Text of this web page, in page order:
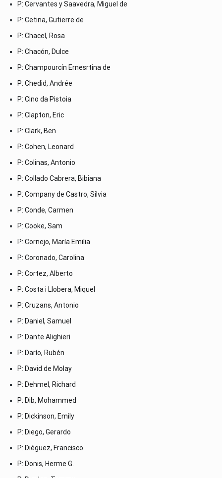
P: Cervantes y Saavedra, Miguel de
P: Cetina, Gutierre de
P: Chacel, Rosa
P: Chacón, Dulce
P: Champourcín Ernesrtina de
P: Chedid, Andrée
P: Cino da Pistoia
P: Clapton, Eric
P: Clark, Ben
P: Cohen, Leonard
P: Colinas, Antonio
P: Collado Cabrera, Bibiana
P: Company de Castro, Silvia
P: Conde, Carmen
P: Cooke, Sam
P: Cornejo, María Emilia
P: Coronado, Carolina
P: Cortez, Alberto
P: Costa i Llobera, Miquel
P: Cruzans, Antonio
P: Daniel, Samuel
P: Dante Alighieri
P: Darío, Rubén
P: David de Molay
P: Dehmel, Richard
P: Dib, Mohammed
P: Dickinson, Emily
P: Diego, Gerardo
P: Diéguez, Francisco
P: Donis, Herme G.